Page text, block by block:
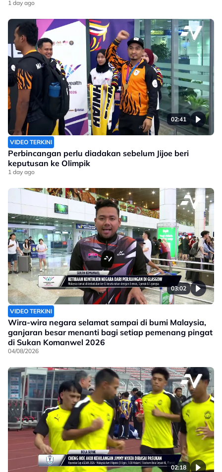
1 day ago
02:41
VIDEO TERKINI
Perbincangan perlu diadakan sebelum Jijoe beri
keputusan ke Olimpik
1 day ago
03:02
VIDEO TERKINI
Wira-wira negara selamat sampai di bumi Malaysia,
ganjaran besar menanti bagi setiap pemenang pingat
di Sukan Komanwel 2026
04/08/2026
02:18